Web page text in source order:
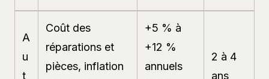
A
u
t
Coût des
réparations et
pièces, inflation
+5 % à
+12 %
annuels
2 à 4
ans